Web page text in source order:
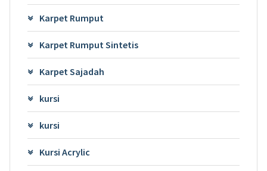
Karpet Rumput
Karpet Rumput Sintetis
Karpet Sajadah
kursi
kursi
Kursi Acrylic